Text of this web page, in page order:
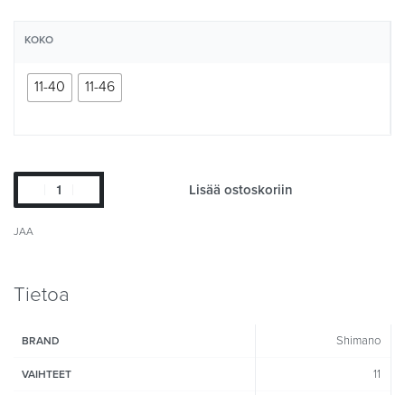
KOKO
11-40 11-46
Lisää ostoskoriin
JAA
Tietoa
BRAND Shimano
VAIHTEET 11